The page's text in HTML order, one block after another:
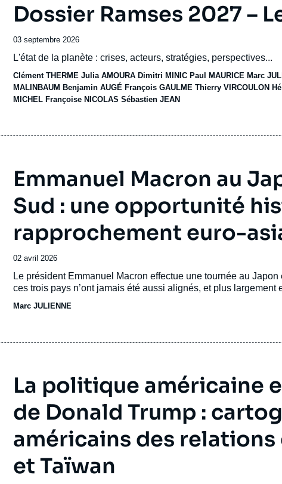
Dossier Ramses 2027 –
Date
publication
03 septembre 2026
Accroche
L'état de la planète : crises, acteurs, stratégies, perspectives...
Clément THERME Julia AMOURA Dimitri MINIC Paul MAURICE Marc
MALINBAUM Benjamin AUGÉ François GAULME Thierry VIRCOULON
MICHEL Françoise NICOLAS Sébastien JEAN
Emmanuel Macron au
Sud : une opportunité
rapprochement euro-
Date
publication
02 avril 2026
Accroche
Le président Emmanuel Macron effectue une tournée au
ces trois pays n’ont jamais été aussi alignés, et plus largement
Marc JULIENNE
La politique américaine
de Donald Trump :
américains des
et Taïwan